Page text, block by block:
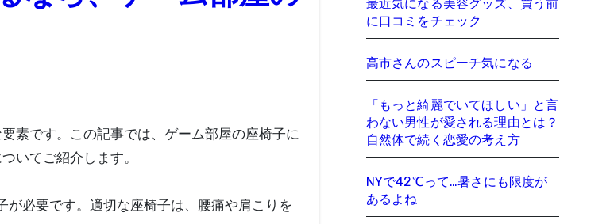
いてご紹介します。
必要です。適切な座椅子は、腰痛や肩こりを
最近気になる美容グッズ、買う前
に口コミをチェック
高市さんのスピーチ気になる
「もっと綺麗でいてほしい」と言
わない男性が愛される理由とは？
自然体で続く恋愛の考え方
NYで42℃って…暑さにも限度が
あるよね